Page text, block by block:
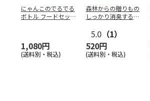
にゃんこのでるでる
ボトル フードセッ
1,080円
(送料別・税込)
森林からの贈りもの
しっかり消臭するひ
5.0 （1）
520円
(送料別・税込)